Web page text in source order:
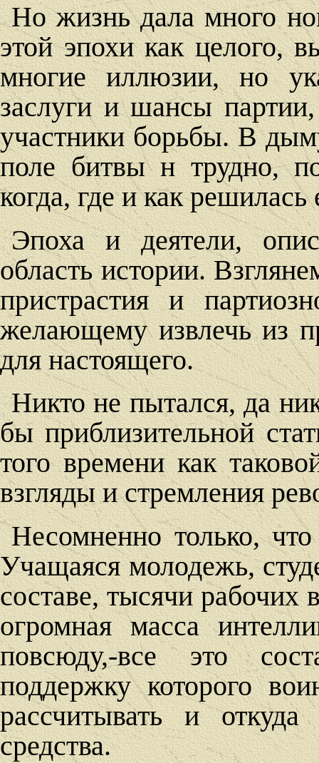
Но жизнь дала много
этой эпохи как целого,
многие иллюзии, но
заслуги и шансы
участники борьбы. В
поле битвы н трудно,
когда, где и как решилась
Эпоха и деятели,
область истории.
пристрастия и
желающему извлечь из
для настоящего.
Никто не пытался, да
бы приблизительной
того времени как
взгляды и стремления
Несомненно только,
Учащаяся молодежь,
составе, тысячи рабочих
огромная масса
повсюду,-все это
поддержку которого
рассчитывать и
средства.